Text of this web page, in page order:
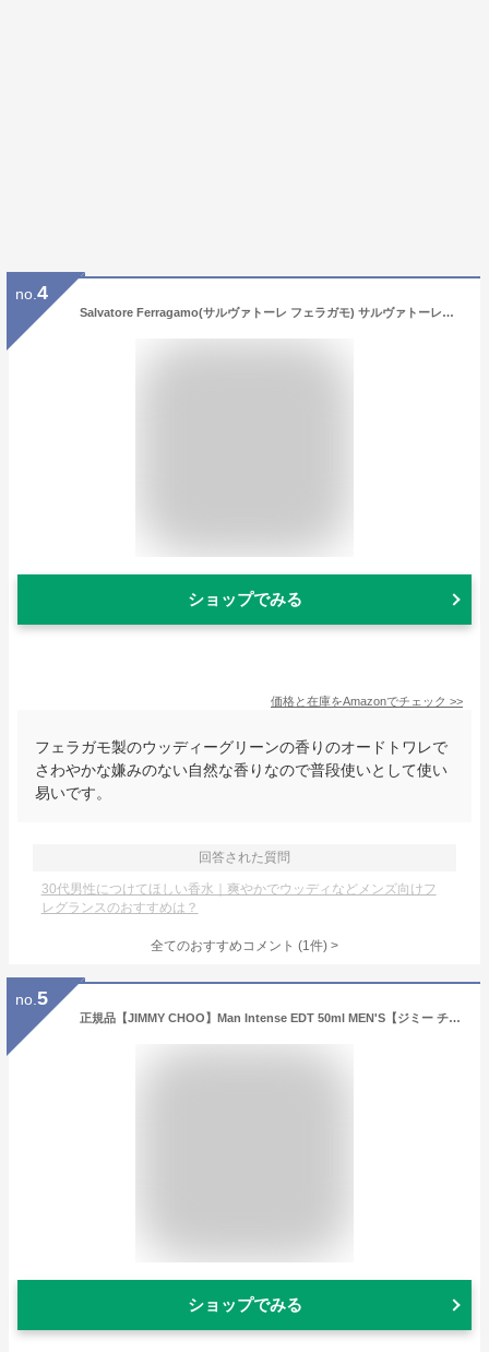
no. 4
Salvatore Ferragamo(サルヴァトーレ フェラガモ) サルヴァトーレフェラガモ ウォモ カジュアルライフ EDT ウッディグリーン 30ミリリットル (x 1)
ショップでみる
価格と在庫をAmazonでチェック >>
フェラガモ製のウッディーグリーンの香りのオードトワレで
さわやかな嫌みのない自然な香りなので普段使いとして使い
易いです。
回答された質問
30代男性につけてほしい香水｜爽やかでウッディなどメンズ向けフ
レグランスのおすすめは？
全てのおすすめコメント (1件) >
no. 5
正規品【JIMMY CHOO】Man Intense EDT 50ml MEN'S【ジミー チュウ】マン インテンス EDT・SP 50ml [香水・フレグランス:フルボトル:メンズ・男性用]
ショップでみる